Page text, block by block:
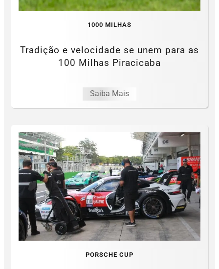
1000 MILHAS
Tradição e velocidade se unem para as
100 Milhas Piracicaba
Saiba Mais
PORSCHE CUP